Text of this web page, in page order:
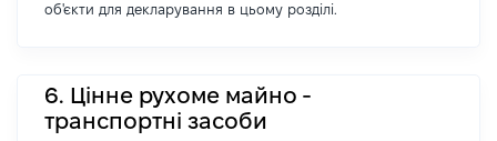
об'єкти для декларування в цьому розділі.
6. Цінне рухоме майно -
транспортні засоби